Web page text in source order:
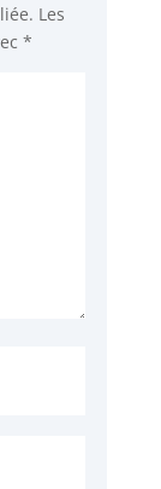
Les
*